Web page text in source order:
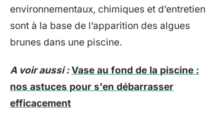
environnementaux, chimiques et d’entretien
sont à la base de l’apparition des algues
brunes dans une piscine.
A voir aussi : Vase au fond de la piscine :
nos astuces pour s'en débarrasser
efficacement